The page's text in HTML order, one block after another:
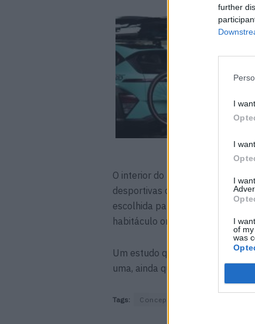
further
I
I
I
I
of
was
O interior do Jayde Concept foi
desportivas da Recaro –
escolhida para a carroçaria – a
habitáculo onde estão
Um estudo que, certamente, iria
uma, ainda que adaptada,
Tags: Concept